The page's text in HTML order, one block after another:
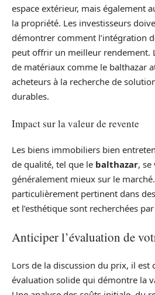
espace extérieur, mais également
la propriété. Les investisseurs
démontrer comment l’intégration
peut offrir un meilleur rendement.
de matériaux comme le balthazar
acheteurs à la recherche de
durables.
Impact sur la valeur de revente
Les biens immobiliers bien
de qualité, tel que le balthazar,
généralement mieux sur le
particulièrement pertinent dans
et l’esthétique sont recherchées
Anticiper l’évaluation de
Lors de la discussion du prix, il est
évaluation solide qui démontre la